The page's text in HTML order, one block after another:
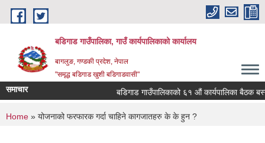
Skip to main content
बडिगाड गाउँपालिका, गाउँ कार्यपालिकाको कार्यालय
बागलुङ, गण्डकी प्रदेश, नेपाल
"समृद्ध बडिगाड खुशी बडिगाडवासी"
समाचार बडिगाड गाउँपालिकाको ६१ औं कार्यपालिका बैठक
You are here
Home » योजनाको फरफारक गर्दा चाहिने कागजातहरु के के हुन ?